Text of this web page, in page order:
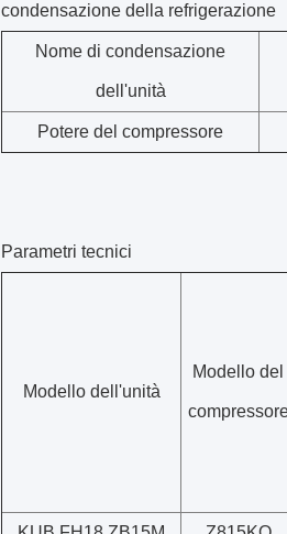
condensazione della refrigerazione
Nome di condensazione
dell'unità
Potere del compressore
Parametri tecnici
Modello dell'unità
Modello del